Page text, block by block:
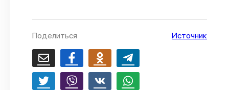
Поделиться Источник